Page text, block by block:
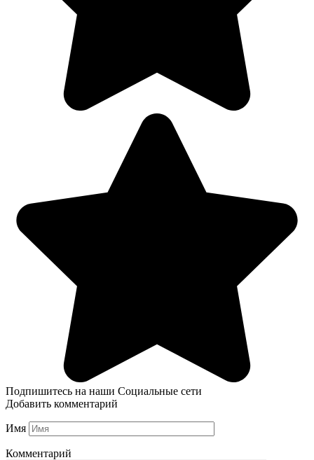
Подпишитесь на наши Социальные сети
Добавить комментарий
Имя
Комментарий